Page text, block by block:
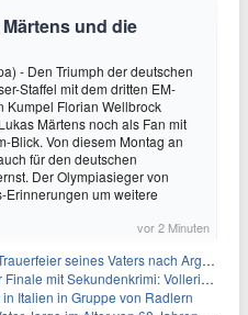
und die
- Den Triumph der deutschen
Staffel mit dem dritten EM-
Kumpel Florian Wellbrock
Märtens noch als Fan mit
Blick. Von diesem Montag an
für den deutschen
Der Olympiasieger von
um weitere
vor 2 Minuten
seines Vaters nach Argentinien
mit Sekundenkrimi: Vollering in Gelb
Italien in Gruppe von Radlern